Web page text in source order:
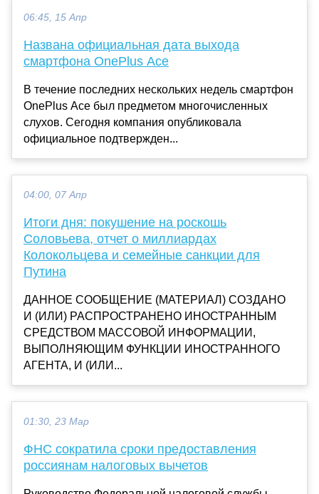
06:45, 15 Апр
Названа официальная дата выхода
смартфона OnePlus Ace
В течение последних нескольких недель смартфон
OnePlus Ace был предметом многочисленных
слухов. Сегодня компания опубликовала
официальное подтвержден...
04:00, 07 Апр
Итоги дня: покушение на роскошь
Соловьева, отчет о миллиардах
Колокольцева и семейные санкции для
Путина
ДАННОЕ СООБЩЕНИЕ (МАТЕРИАЛ) СОЗДАНО
И (ИЛИ) РАСПРОСТРАНЕНО ИНОСТРАННЫМ
СРЕДСТВОМ МАССОВОЙ ИНФОРМАЦИИ,
ВЫПОЛНЯЮЩИМ ФУНКЦИИ ИНОСТРАННОГО
АГЕНТА, И (ИЛИ...
01:30, 23 Мар
ФНС сократила сроки предоставления
россиянам налоговых вычетов